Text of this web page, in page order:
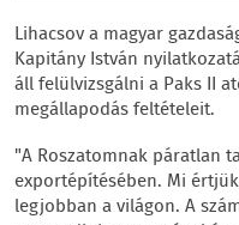
Lihacsov a magyar
Kapitány István
áll felülvizsgálni a Paks II
megállapodás feltételeit.
"A Roszatomnak páratlan
exportépítésében. Mi
legjobban a világon. A